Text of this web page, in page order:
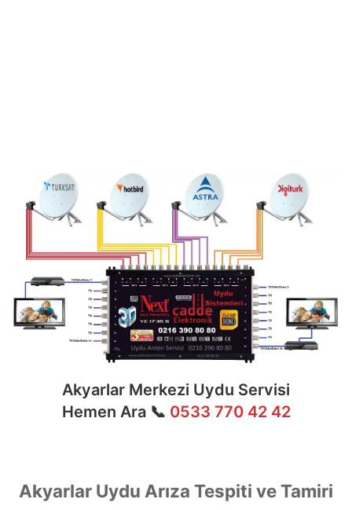
Akyarlar Merkezi Uydu Servisi
Hemen Ara 📞 0533 770 42 42
Akyarlar Uydu Arıza Tespiti ve Tamiri